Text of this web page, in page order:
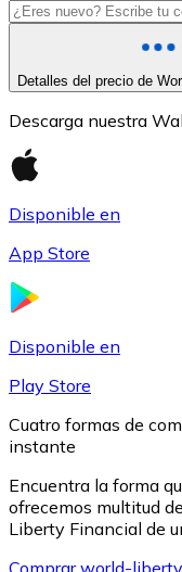
Detalles del precio de
Descarga nuestra
Disponible en
App Store
Disponible en
Play Store
Cuatro formas de
instante
Encuentra la forma
ofrecemos multitud
Liberty Financial de
Comprar world-